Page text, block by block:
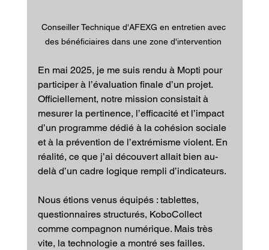
Conseiller Technique d'AFEXG en entretien avec
des bénéficiaires dans une zone d'intervention
En mai 2025, je me suis rendu à Mopti pour
participer à l’évaluation finale d’un projet.
Officiellement, notre mission consistait à
mesurer la pertinence, l’efficacité et l’impact
d’un programme dédié à la cohésion sociale
et à la prévention de l’extrémisme violent. En
réalité, ce que j’ai découvert allait bien au-
delà d’un cadre logique rempli d’indicateurs.
Nous étions venus équipés : tablettes,
questionnaires structurés, KoboCollect
comme compagnon numérique. Mais très
vite, la technologie a montré ses failles.